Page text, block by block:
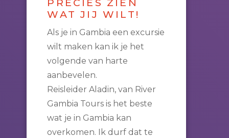
PRECIES ZIEN
WAT JIJ WILT!
Als je in Gambia een excursie
wilt maken kan ik je het
volgende van harte
aanbevelen.
Reisleider Aladin, van River
Gambia Tours is het beste
wat je in Gambia kan
overkomen. Ik durf dat te